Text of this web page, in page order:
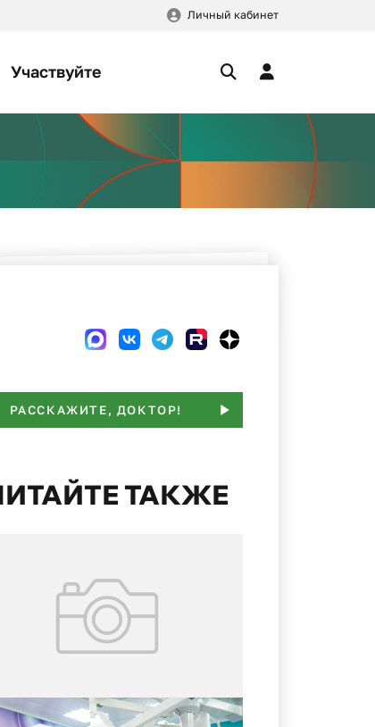
Личный кабинет
Участвуйте
РАССКАЖИТЕ, ДОКТОР! ПАМЯТКА
ТАКЖЕ
№ 28 (426)